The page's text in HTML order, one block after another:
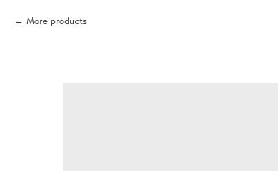
More products